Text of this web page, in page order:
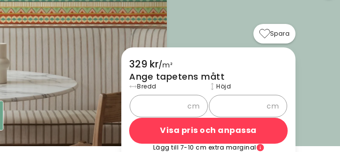
Spara
329 kr/m²
Ange tapetens mått
Bredd
cm
Höjd
cm
Visa pris och anpassa
Lägg till 7-10 cm extra marginal